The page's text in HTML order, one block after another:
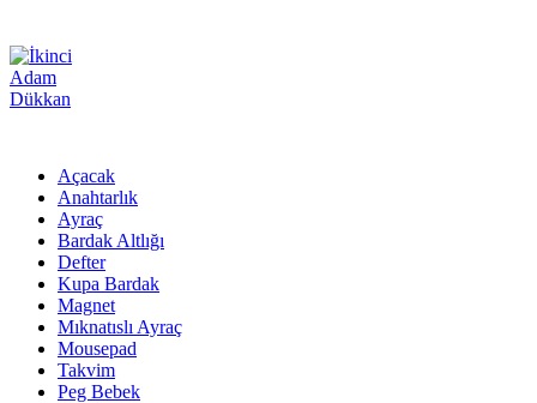
Açacak
Anahtarlık
Ayraç
Bardak Altlığı
Defter
Kupa Bardak
Magnet
Mıknatıslı Ayraç
Mousepad
Takvim
Peg Bebek